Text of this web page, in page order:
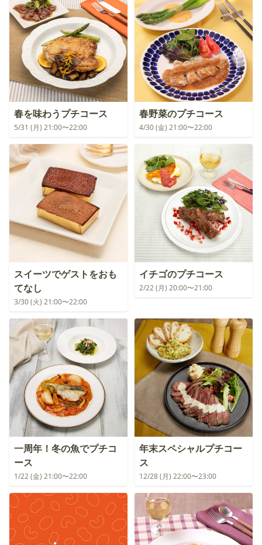
春を味わうプチコース
5/31 (月) 21:00〜22:00
春野菜のプチコース
4/30 (金) 21:00〜22:00
スイーツでゲストをおも
てなし
3/30 (火) 21:00〜22:00
イチゴのプチコース
2/22 (月) 20:00〜21:00
一周年！冬の魚でプチコ
ース
1/22 (金) 21:00〜22:00
年末スペシャルプチコー
ス
12/28 (月) 22:00〜23:00